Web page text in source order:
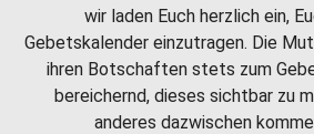
wir laden Euch herzlich ein,
Gebetskalender einzutragen. Die
ihren Botschaften stets zum
bereichernd, dieses sichtbar zu
anderes dazwischen